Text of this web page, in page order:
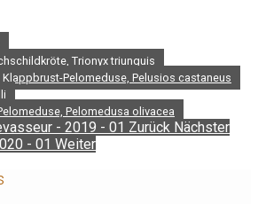
Trionyx triunguis
Pelomeduse, Pelusios castaneus
Pelomedusa olivacea
- 2019 - 01 Zurück Nächster
- 01 Weiter